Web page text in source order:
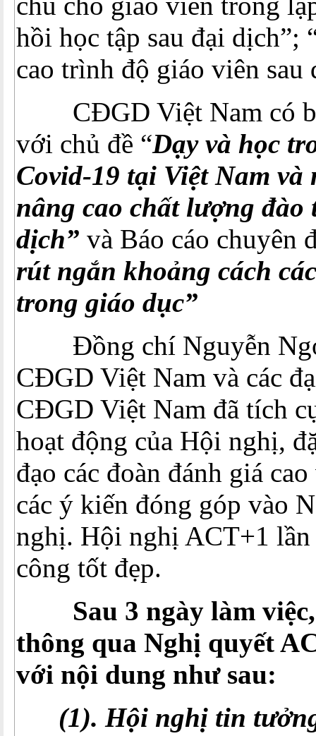
hồi học tập sau đại dịch”;
cao trình độ giáo viên sau
CĐGD Việt Nam có
với chủ đề “Dạy và học
Covid-19 tại Việt Nam và
nâng cao chất lượng đào
dịch” và Báo cáo chuyên
rút ngắn khoảng cách
trong giáo dục”
Đồng chí Nguyễn
CĐGD Việt Nam và các
CĐGD Việt Nam đã tích
hoạt động của Hội nghị,
đạo các đoàn đánh giá
các ý kiến đóng góp vào
nghị. Hội nghị ACT+1 lần
công tốt đẹp.
Sau 3 ngày làm việc,
thông qua Nghị quyết
với nội dung như sau:
(1). Hội nghị tin